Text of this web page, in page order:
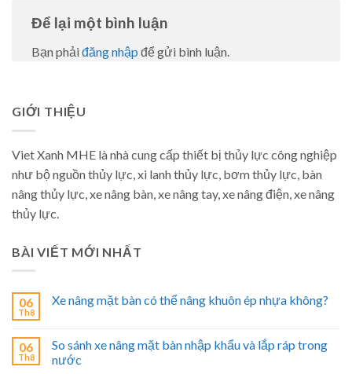
Để lại một bình luận
Bạn phải đăng nhập để gửi bình luận.
GIỚI THIỆU
Viet Xanh MHE là nhà cung cấp thiết bị thủy lực công nghiệp
như bộ nguồn thủy lực, xi lanh thủy lực, bơm thủy lực, bàn
nâng thủy lực, xe nâng bàn, xe nâng tay, xe nâng điện, xe nâng
thủy lực.
BÀI VIẾT MỚI NHẤT
06
Th8
Xe nâng mặt bàn có thể nâng khuôn ép nhựa không?
06
Th8
So sánh xe nâng mặt bàn nhập khẩu và lắp ráp trong
nước